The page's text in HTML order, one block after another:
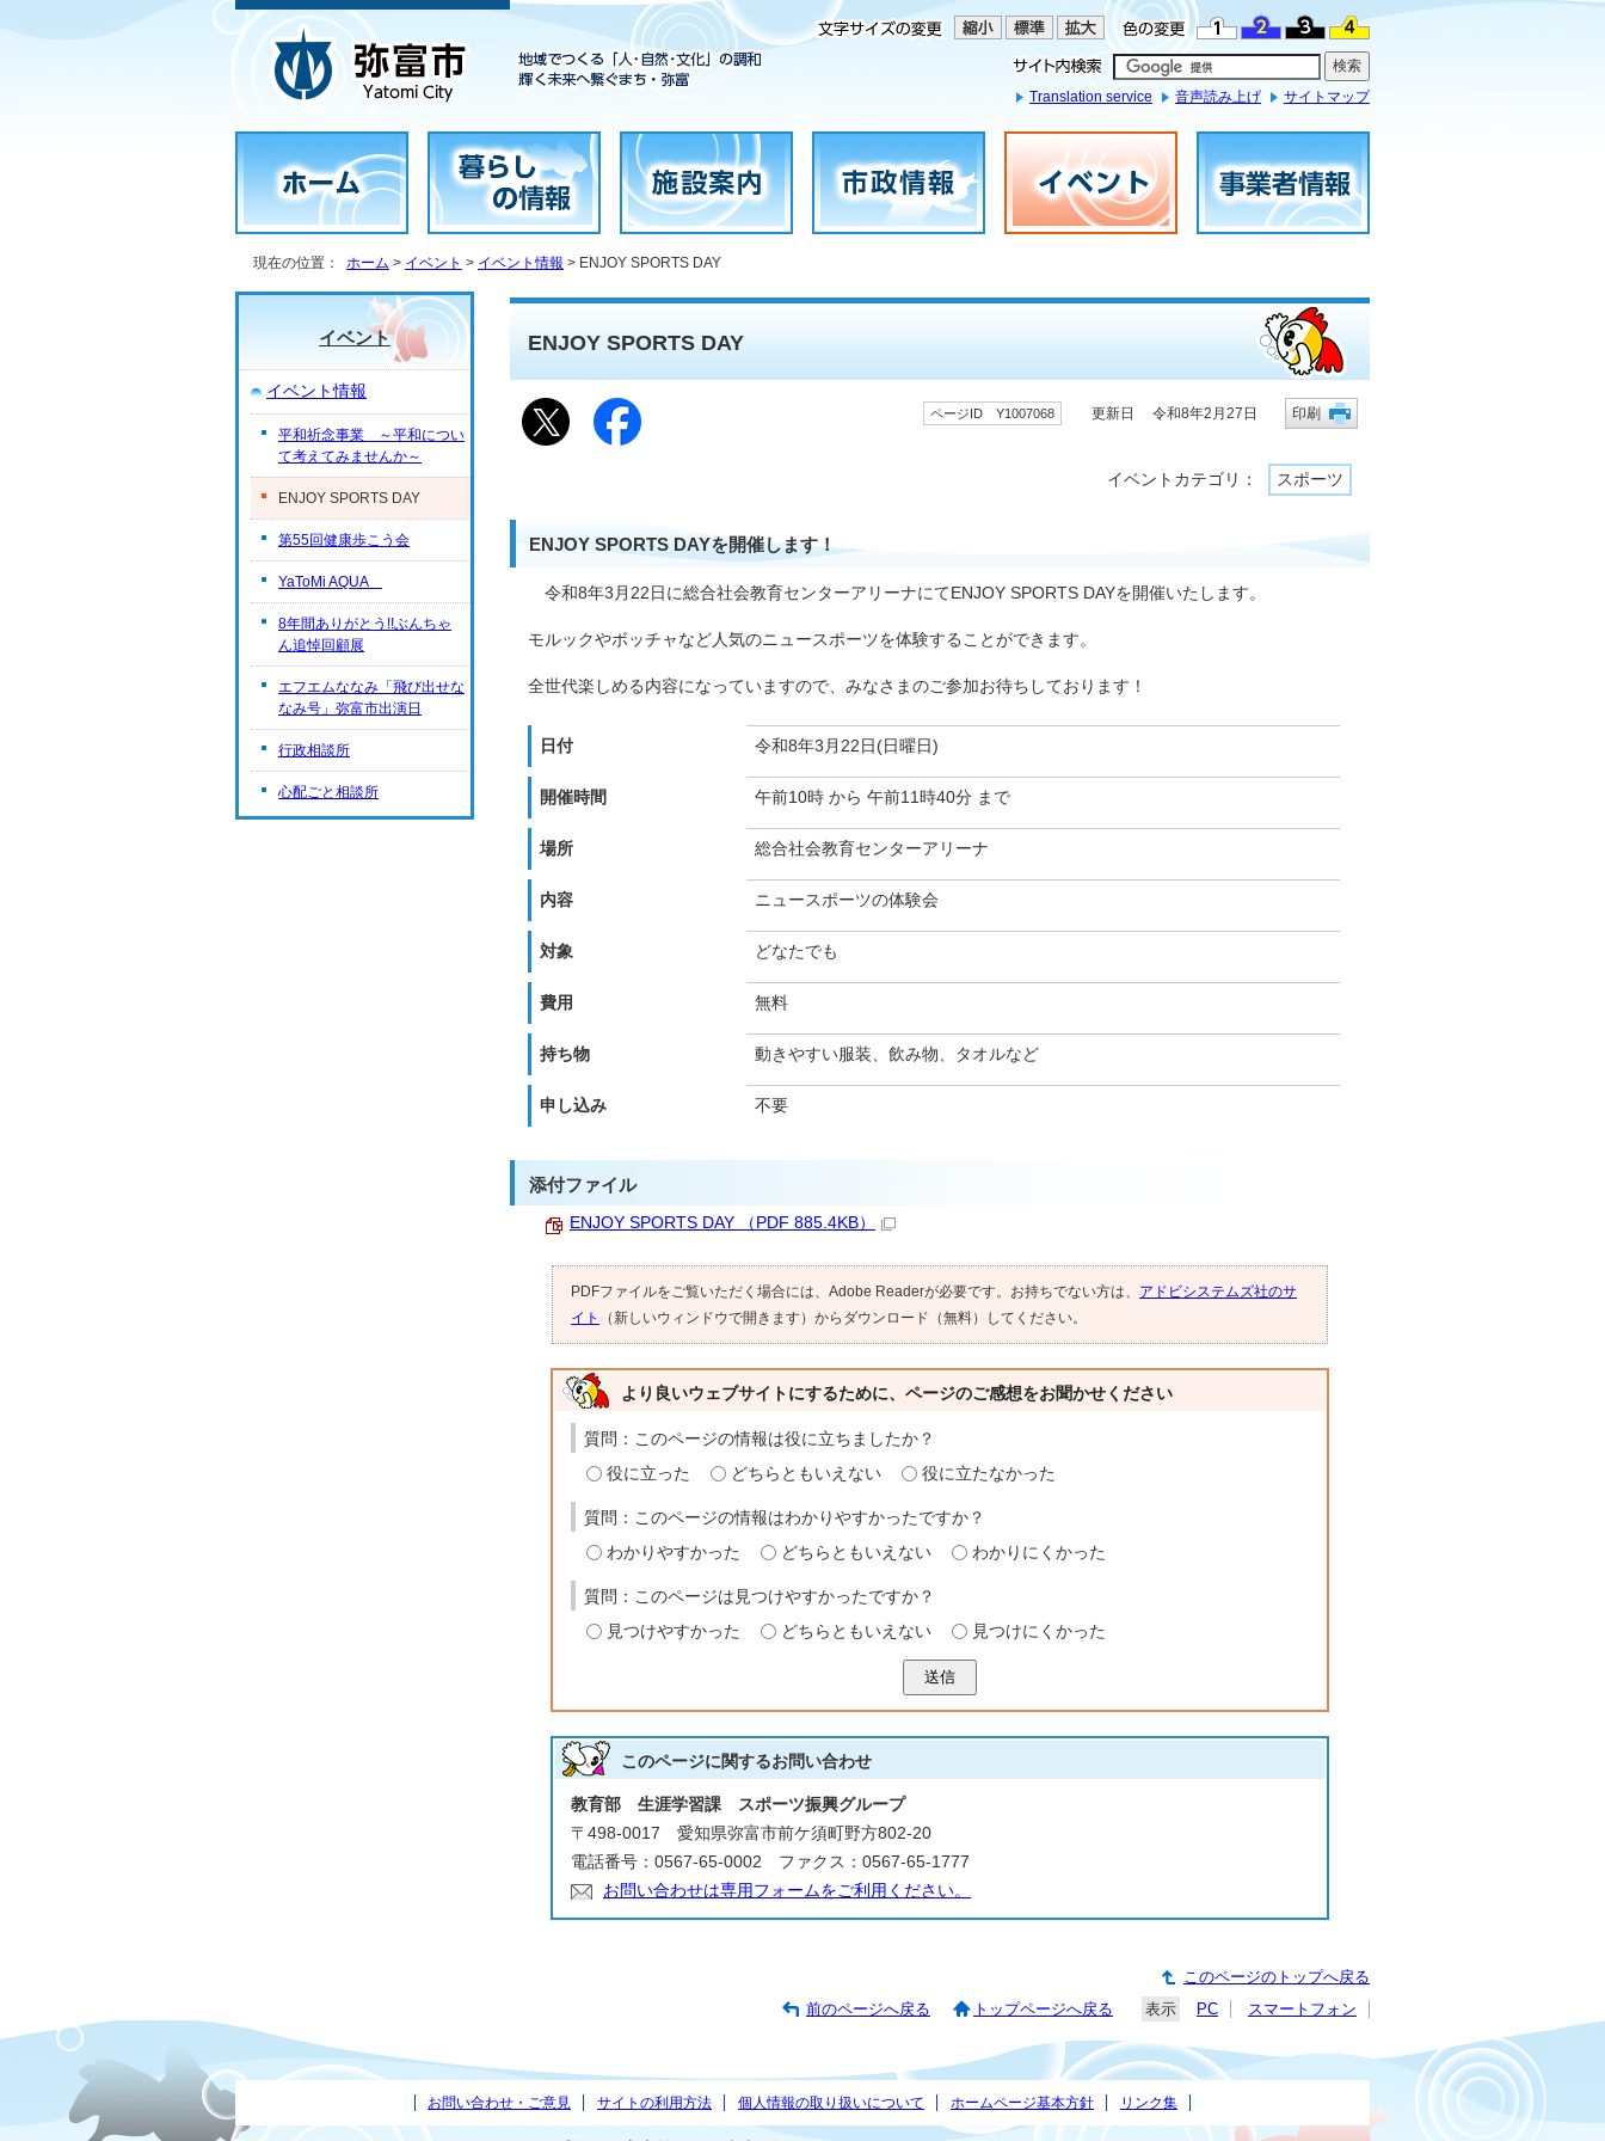
Translation service 音声読み上げ サイトマップ
現在の位置： ホーム > イベント > イベント情報 > ENJOY SPORTS DAY
ENJOY SPORTS DAY
ページID Y1007068 更新日 令和8年2月27日 印刷
イベントカテゴリ： スポーツ
ENJOY SPORTS DAYを開催します！
令和8年3月22日に総合社会教育センターアリーナにてENJOY SPORTS DAYを開催いたします。
モルックやボッチャなど人気のニュースポーツを体験することができます。
全世代楽しめる内容になっていますので、みなさまのご参加お待ちしております！
日付 令和8年3月22日(日曜日)
開催時間 午前10時 から 午前11時40分 まで
場所 総合社会教育センターアリーナ
内容 ニュースポーツの体験会
対象 どなたでも
費用 無料
持ち物 動きやすい服装、飲み物、タオルなど
申し込み 不要
添付ファイル
ENJOY SPORTS DAY （PDF 885.4KB）
PDFファイルをご覧いただく場合には、Adobe Readerが必要です。お持ちでない方は、 アドビシステムズ社のサ
イト
（新しいウィンドウで開きます）からダウンロード（無料）してください。
より良いウェブサイトにするために、ページのご感想をお聞かせください
質問：このページの情報は役に立ちましたか？
役に立った
どちらともいえない 役に立たなかった
質問：このページの情報はわかりやすかったですか？
わかりやすかった
どちらともいえない わかりにくかった
質問：このページは見つけやすかったですか？
見つけやすかった
どちらともいえない 見つけにくかった
送信
このページに関するお問い合わせ
教育部 生涯学習課 スポーツ振興グループ
〒498-0017 愛知県弥富市前ケ須町野方802-20
電話番号：0567-65-0002 ファクス：0567-65-1777
お問い合わせは専用フォームをご利用ください。
イベント
イベント情報
平和祈念事業 ～平和につい
て考えてみませんか～
ENJOY SPORTS DAY
第55回健康歩こう会
YaToMi AQUA
8年間ありがとう!!ぶんちゃ
ん追悼回顧展
エフエムななみ「飛び出せな
なみ号」弥富市出演日
行政相談所
心配ごと相談所
このページのトップへ戻る
前のページへ戻る
トップページへ戻る 表示 PC スマートフォン
お問い合わせ・ご意見 サイトの利用方法 個人情報の取り扱いについて ホームページ基本方針 リンク集